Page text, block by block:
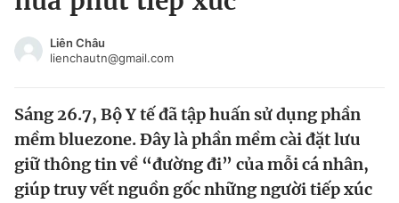
Chào ngày mới
Tin thị trường Tin 360
Video Magazine
Tin đã xem
Liên Châu
lienchautn@gmail.com
Sáng 26.7, Bộ Y tế đã tập huấn sử dụng phần
mềm bluezone. Đây là phần mềm cài đặt lưu
giữ thông tin về “đường đi” của mỗi cá nhân,
giúp truy vết nguồn gốc những người tiếp xúc